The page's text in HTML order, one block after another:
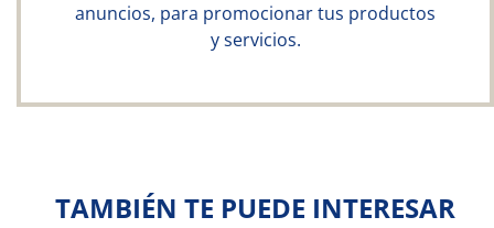
anuncios, para promocionar tus productos
y servicios.
TAMBIÉN TE PUEDE INTERESAR